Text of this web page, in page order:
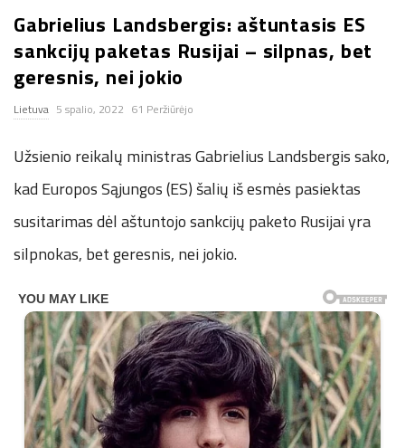
n
.
n
e
t
Gabrielius Landsbergis: aštuntasis ES
sankcijų paketas Rusijai – silpnas, bet
geresnis, nei jokio
Lietuva 5 spalio, 2022 61 Peržiūrėjo
Užsienio reikalų ministras Gabrielius Landsbergis sako,
kad Europos Sąjungos (ES) šalių iš esmės pasiektas
susitarimas dėl aštuntojo sankcijų paketo Rusijai yra
silpnokas, bet geresnis, nei jokio.